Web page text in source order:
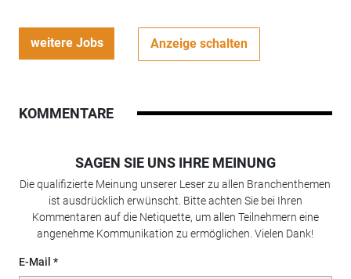
weitere Jobs Anzeige schalten
KOMMENTARE
SAGEN SIE UNS IHRE MEINUNG
Die qualifizierte Meinung unserer Leser zu allen Branchenthemen
ist ausdrücklich erwünscht. Bitte achten Sie bei Ihren
Kommentaren auf die Netiquette, um allen Teilnehmern eine
angenehme Kommunikation zu ermöglichen. Vielen Dank!
E-Mail